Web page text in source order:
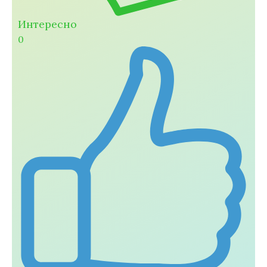
Интересно
0